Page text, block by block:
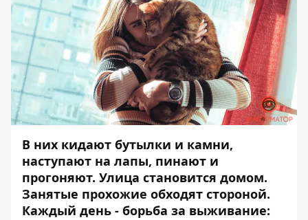
В них кидают бутылки и камни,
наступают на лапы, пинают и
прогоняют. Улица становится домом.
Занятые прохожие обходят стороной.
Каждый день - борьба за выживание: